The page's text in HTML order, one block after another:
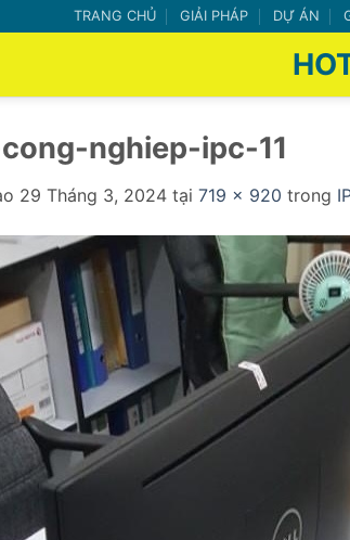
TRANG CHỦ GIẢI PHÁP DỰ ÁN
nghiep-ipc-11
29 Tháng 3, 2024 tại 719 × 920 trong